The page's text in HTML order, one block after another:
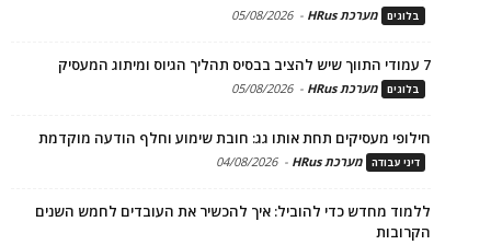
בלוגים מערכת HRus -
05/08/2026
7 עמודי התווך שיש להציב בבסיס תהליך הגיוס ומיתוג המעסיק
בלוגים מערכת HRus -
05/08/2026
חילופי מעסיקים תחת אותו גג: חובת שימוע וחלף הודעה מוקדמת
דיני עבודה מערכת HRus -
04/08/2026
ללמוד מחדש כדי להוביל: איך להכשיר את העובדים לחמש השנים
הקרובות